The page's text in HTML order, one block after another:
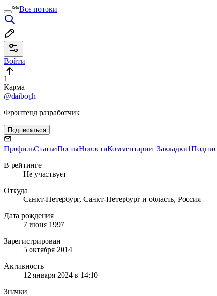
Все потоки
Войти
1
Карма
@daibogh
Фронтенд разработчик
Подписаться
ПрофильСтатьиПостыНовостиКомментарии1Закладки1
В рейтинге
Не участвует
Откуда
Санкт-Петербург, Санкт-Петербург и область, Россия
Дата рождения
7 июня 1997
Зарегистрирован
5 октября 2014
Активность
12 января 2024 в 14:10
Значки